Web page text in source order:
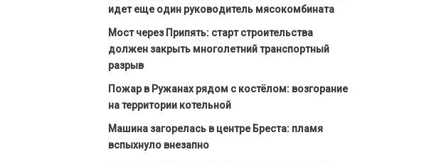
идет еще один руководитель мясокомбината
Мост через Припять: старт строительства
должен закрыть многолетний транспортный
разрыв
Пожар в Ружанах рядом с костёлом: возгорание
на территории котельной
Машина загорелась в центре Бреста: пламя
вспыхнуло внезапно